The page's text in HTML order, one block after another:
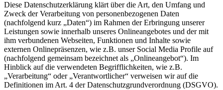
Diese Datenschutzerklärung klärt über die Art, den Umfang und
Zweck der Verarbeitung von personenbezogenen Daten
(nachfolgend kurz „Daten“) im Rahmen der Erbringung unserer
Leistungen sowie innerhalb unseres Onlineangebotes und der mit
ihm verbundenen Webseiten, Funktionen und Inhalte sowie
externen Onlinepräsenzen, wie z.B. unser Social Media Profile auf
(nachfolgend gemeinsam bezeichnet als „Onlineangebot“). Im
Hinblick auf die verwendeten Begrifflichkeiten, wie z.B.
„Verarbeitung“ oder „Verantwortlicher“ verweisen wir auf die
Definitionen im Art. 4 der Datenschutzgrundverordnung (DSGVO).